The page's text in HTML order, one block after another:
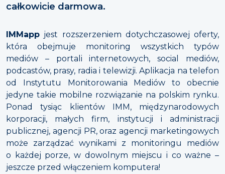
całkowicie darmowa.
IMMapp jest rozszerzeniem dotychczasowej oferty,
która obejmuje monitoring wszystkich typów
mediów – portali internetowych, social mediów,
podcastów, prasy, radia i telewizji. Aplikacja na telefon
od Instytutu Monitorowania Mediów to obecnie
jedyne takie mobilne rozwiązanie na polskim rynku.
Ponad tysiąc klientów IMM, międzynarodowych
korporacji, małych firm, instytucji i administracji
publicznej, agencji PR, oraz agencji marketingowych
może zarządzać wynikami z monitoringu mediów
o każdej porze, w dowolnym miejscu i co ważne –
jeszcze przed włączeniem komputera!